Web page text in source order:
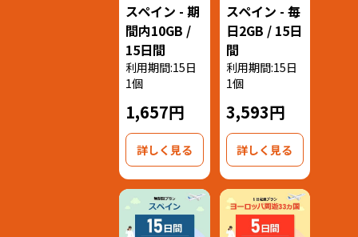
スペイン - 期
間内10GB /
15日間
利用期間:15日
1個
1,657円
詳しく見る
スペイン - 毎
日2GB / 15日
間
利用期間:15日
1個
3,593円
詳しく見る